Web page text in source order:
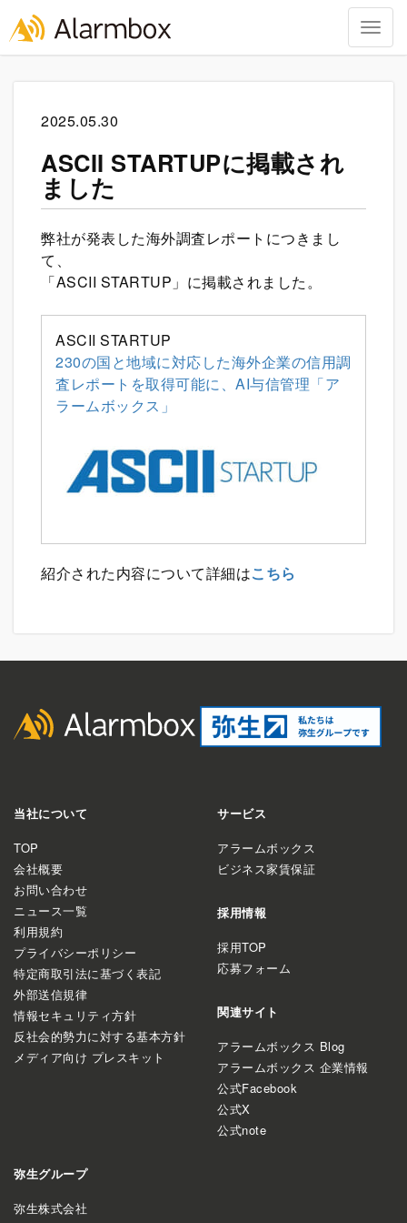
2025.05.30
ASCII STARTUPに掲載され
ました
弊社が発表した海外調査レポートにつきまし
て、
「ASCII STARTUP」に掲載されました。
ASCII STARTUP
230の国と地域に対応した海外企業の信用調
査レポートを取得可能に、AI与信管理「ア
ラームボックス」
紹介された内容について詳細はこちら
当社について
TOP
会社概要
お問い合わせ
ニュース一覧
利用規約
プライバシーポリシー
特定商取引法に基づく表記
外部送信規律
情報セキュリティ方針
反社会的勢力に対する基本方針
メディア向け プレスキット
サービス
アラームボックス
ビジネス家賃保証
採用情報
採用TOP
応募フォーム
関連サイト
アラームボックス Blog
アラームボックス 企業情報
公式Facebook
公式X
公式note
弥生グループ
弥生株式会社